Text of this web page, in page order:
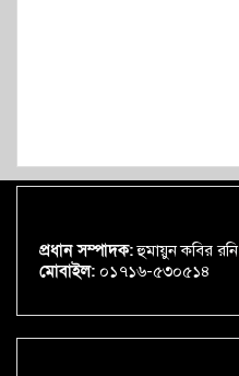
প্রধান সম্পাদক:হুমায়ুন কবির রনি
মোবাইল: ০১৭১৬-৫৩০৫১৪